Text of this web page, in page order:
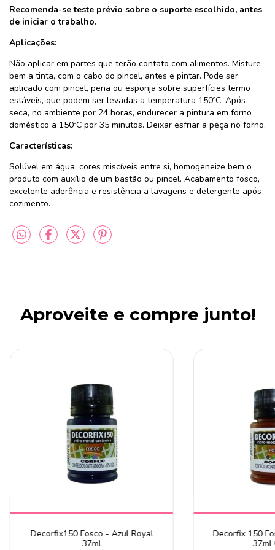
Recomenda-se teste prévio sobre o suporte escolhido, antes
de iniciar o trabalho.
Aplicações:
Não aplicar em partes que terão contato com alimentos. Misture
bem a tinta, com o cabo do pincel, antes e pintar. Pode ser
aplicado com pincel, pena ou esponja sobre superfícies termo
estáveis, que podem ser levadas a temperatura 150ºC. Após
seca, no ambiente por 24 horas, endurecer a pintura em forno
doméstico a 150ºC por 35 minutos. Deixar esfriar a peça no forno.
Características:
Solúvel em água, cores miscíveis entre si, homogeneize bem o
produto com auxílio de um bastão ou pincel. Acabamento fosco,
excelente aderência e resistência a lavagens e detergente após
cozimento.
Aproveite e compre junto!
Decorfix150 Fosco - Azul Royal
37ml
Decorfix 150
37ml